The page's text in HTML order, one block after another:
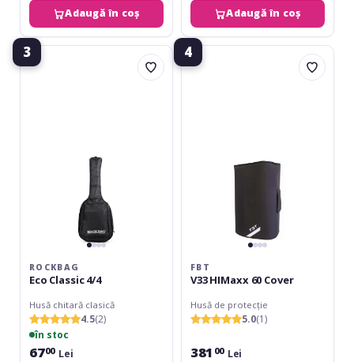
Adaugă în coș Adaugă în coș
3
RockBag
Eco
ROCKBAG
Eco Classic 4/4
Husă chitară clasică
4.5(2)
în stoc
6700 Lei
4
FBT
V33
FBT
V33 HIMaxx 60 Cover
Husă de protecție
5.0(1)
381 00 Lei